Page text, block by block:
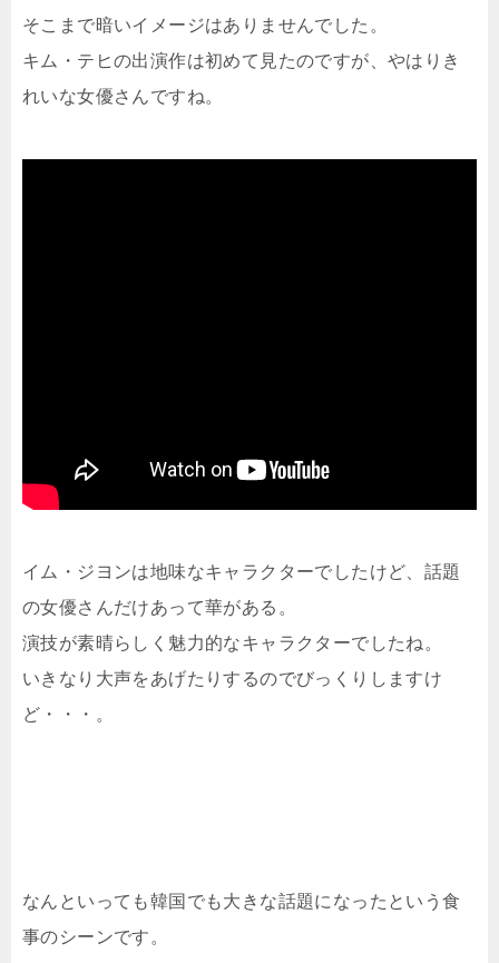
そこまで暗いイメージはありませんでした。
キム・テヒの出演作は初めて見たのですが、やはりき
れいな女優さんですね。
イム・ジヨンは地味なキャラクターでしたけど、話題
の女優さんだけあって華がある。
演技が素晴らしく魅力的なキャラクターでしたね。
いきなり大声をあげたりするのでびっくりしますけ
ど・・・。
なんといっても韓国でも大きな話題になったという食
事のシーンです。